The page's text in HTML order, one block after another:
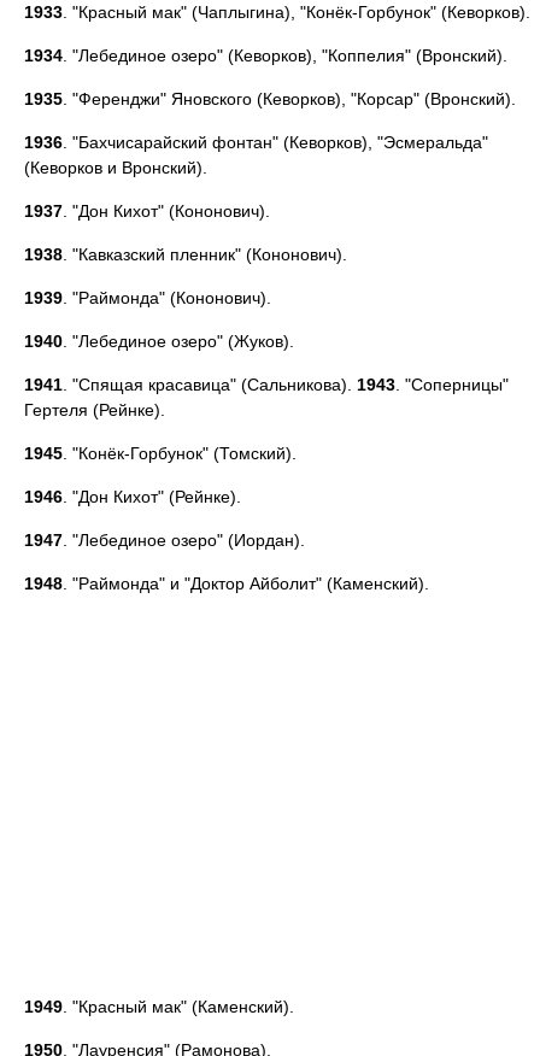
1933 . "Красный мак" (Чаплыгина), "Конёк-Горбунок" (Кеворков).
1934 . "Лебединое озеро" (Кеворков), "Коппелия" (Вронский).
1935 . "Ференджи" Яновского (Кеворков), "Корсар" (Вронский).
1936 . "Бахчисарайский фонтан" (Кеворков), "Эсмеральда"
(Кеворков и Вронский).
1937 . "Дон Кихот" (Кононович).
1938 . "Кавказский пленник" (Кононович).
1939 . "Раймонда" (Кононович).
1940 . "Лебединое озеро" (Жуков).
1941 . "Спящая красавица" (Сальникова). 1943 . "Соперницы"
Гертеля (Рейнке).
1945 . "Конёк-Горбунок" (Томский).
1946 . "Дон Кихот" (Рейнке).
1947 . "Лебединое озеро" (Иордан).
1948 . "Раймонда" и "Доктор Айболит" (Каменский).
1949 . "Красный мак" (Каменский).
1950 . "Лауренсия" (Рамонова).